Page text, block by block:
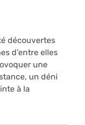
découvertes
d’entre elles
une
un déni
à la